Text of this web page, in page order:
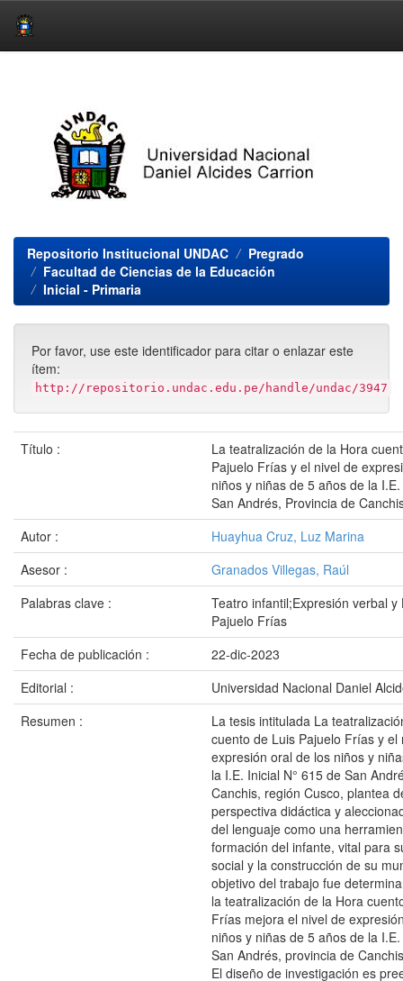
Repositorio Institucional UNDAC
Pregrado
Facultad de Ciencias de la Educación
Inicial - Primaria
Por favor, use este identificador para citar o enlazar este
ítem:
http://repositorio.undac.edu.pe/handle/undac/3947
Título :
La teatralización de la Hora
Pajuelo Frías y el nivel de
niños y niñas de 5 años de la
San Andrés, Provincia de
Autor :
Huayhua Cruz, Luz Marina
Asesor :
Granados Villegas, Raúl
Palabras clave :
Teatro infantil;Expresión verbal
Pajuelo Frías
Fecha de publicación :
22-dic-2023
Editorial :
Universidad Nacional Daniel
Resumen :
La tesis intitulada La
cuento de Luis Pajuelo Frías y el
expresión oral de los niños y
la I.E. Inicial N° 615 de San
Canchis, región Cusco, plantea
perspectiva didáctica y
del lenguaje como una
formación del infante, vital para
social y la construcción de su
objetivo del trabajo fue
la teatralización de la Hora
Frías mejora el nivel de
niños y niñas de 5 años de la
San Andrés, provincia de
El diseño de investigación es